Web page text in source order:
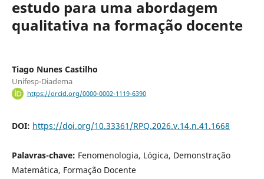
estudo para uma abordagem
qualitativa na formação docente
Tiago Nunes Castilho
Unifesp-Diadema
https://orcid.org/0000-0002-1119-6390
DOI: https://doi.org/10.33361/RPQ.2026.v.14.n.41.1668
Palavras-chave: Fenomenologia, Lógica, Demonstração
Matemática, Formação Docente